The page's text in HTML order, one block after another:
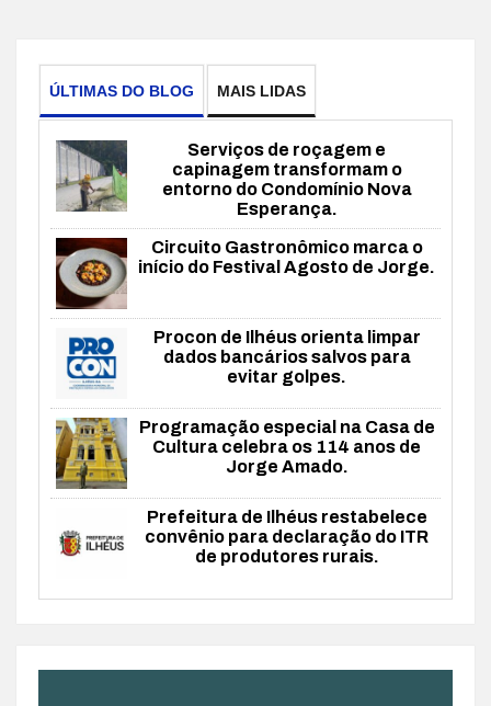
ÚLTIMAS DO BLOG MAIS LIDAS
Serviços de roçagem e
capinagem transformam o
entorno do Condomínio Nova
Esperança.
Circuito Gastronômico marca o
início do Festival Agosto de Jorge.
Procon de Ilhéus orienta limpar
dados bancários salvos para
evitar golpes.
Programação especial na Casa de
Cultura celebra os 114 anos de
Jorge Amado.
Prefeitura de Ilhéus restabelece
convênio para declaração do ITR
de produtores rurais.